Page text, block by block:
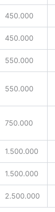
450.000
450.000
550.000
550.000
750.000
1.500.000
1.500.000
2.500.000